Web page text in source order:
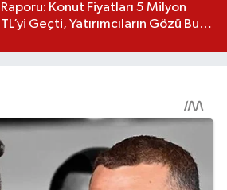
Raporu: Konut Fiyatları 5 Milyon
TL’yi Geçti, Yatırımcıların Gözü Bu